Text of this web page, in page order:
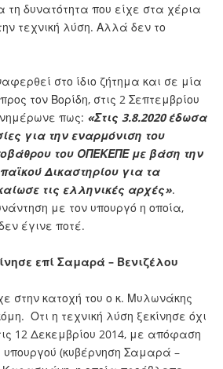
τη δυνατότητα που είχε στα χέρια
τεχνική λύση. Αλλά δεν το
στο ίδιο ζήτημα και σε μία
τον Βορίδη, στις 2 Σεπτεμβρίου
πως: «Στις 3.8.2020 έδωσα
για την εναρμόνιση του
του ΟΠΕΚΕΠΕ με βάση την
Δικαστηρίου για τα
τις ελληνικές αρχές».
με τον υπουργό η οποία,
έγινε ποτέ.
επί Σαμαρά – Βενιζέλου
στην κατοχή του ο κ. Μυλωνάκης
Οτι η τεχνική λύση ξεκίνησε όχι
12 Δεκεμβρίου 2014, με απόφαση
υπουργού (κυβέρνηση Σαμαρά –